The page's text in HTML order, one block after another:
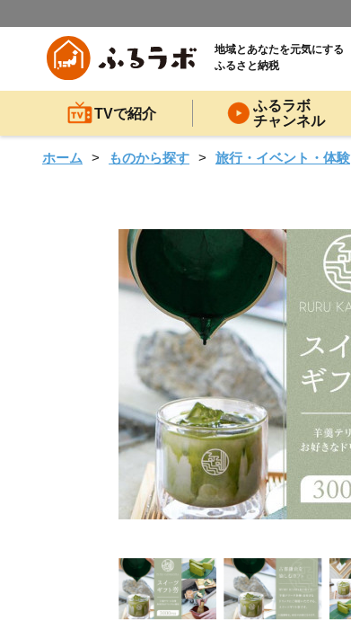
地域とあなたを元気にする
ふるさと納税
TVで紹介
ふるラボ
チャンネル
ホーム ものから探す 旅行・イベント・体験